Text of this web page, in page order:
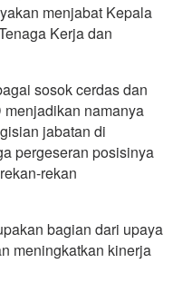
menjabat Kepala
Kerja dan
sosok cerdas dan
namanya
jabatan di
pergeseran posisinya
rekan
bagian dari upaya
meningkatkan kinerja